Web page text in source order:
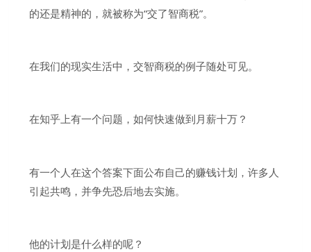
的还是精神的，就被称为“交了智商税”。
在我们的现实生活中，交智商税的例子随处可见。
在知乎上有一个问题，如何快速做到月薪十万？
有一个人在这个答案下面公布自己的赚钱计划，许多人
引起共鸣，并争先恐后地去实施。
他的计划是什么样的呢？